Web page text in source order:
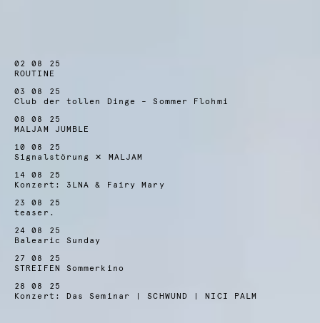
02 08 25
ROUTINE
03 08 25
Club der tollen Dinge – Sommer Flohmi
08 08 25
MALJAM JUMBLE
10 08 25
Signalstörung ✕ MALJAM
14 08 25
Konzert: 3LNA & Fairy Mary
23 08 25
teaser.
24 08 25
Balearic Sunday
27 08 25
STREIFEN Sommerkino
28 08 25
Konzert: Das Seminar | SCHWUND | NICI PALM